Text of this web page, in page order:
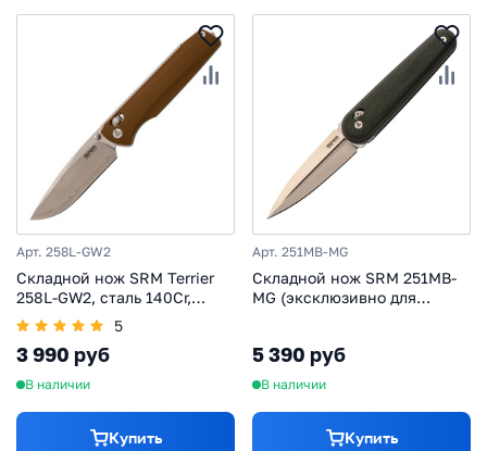
Арт. 258L-GW2
Складной нож SRM Terrier
258L-GW2, сталь 140Cr,
рукоять песочный G10
5
3 990 руб
В наличии
Купить
Арт. 251MB-MG
Складной нож SRM 251MB-
MG (эксклюзивно для
5 390 руб
В наличии
Купить